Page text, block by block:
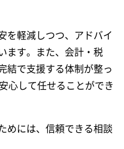
を軽減しつつ、アドバイ
ます。また、会計・税
結で支援する体制が整っ
心して任せることができ
めには、信頼できる相談